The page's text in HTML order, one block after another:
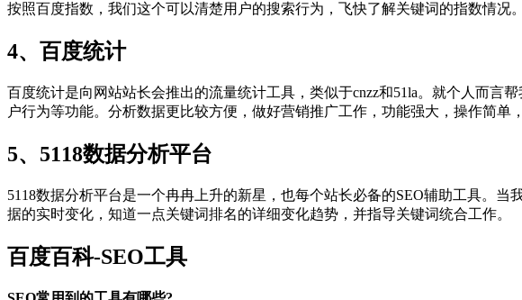
按照百度指数，我们这个可以清楚用户的搜索行为，飞快了解关键词的指数情
4、百度统计
百度统计是向网站站长会推出的流量统计工具，类似于cnzz和51la。就个人而言
户行为等功能。分析数据更比较方便，做好营销推广工作，功能强大，操作简单
5、5118数据分析平台
5118数据分析平台是一个冉冉上升的新星，也每个站长必备的SEO辅助工具。
据的实时变化，知道一点关键词排名的详细变化趋势，并指导关键词统合工作。
百度百科-SEO工具